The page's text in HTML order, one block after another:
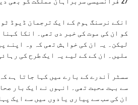
انکے نرسنگ ہوم کے ایک ترجمان ڈیوڈ
کو ان کی موت کی خبر دی تھی۔ انکا
لیکن۔ یہ ان کی خواہش تھی کہ وہ اپنے
ملیں۔ ان کے کے لیے یہ ایک طرح کی رہائی
سسٹر آندرے کے بارے میں کہا جاتا ہے
سے بہت محبت تھی۔ انہوں نے ایک بار
ان کی سب سے پیاری یادوں میں سے ایک